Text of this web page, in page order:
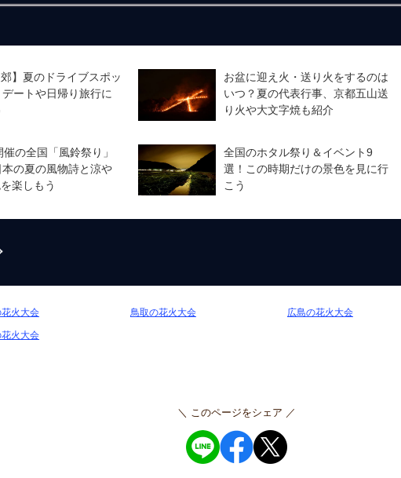
郊】夏のドライブスポッ
デートや日帰り旅行に
お盆に迎え火・送り火をするのは
いつ？夏の代表行事、京都五山送
り火や大文字焼も紹介
の全国「風鈴祭り」
の夏の風物詩と涼や
楽しもう
全国のホタル祭り＆イベント9
選！この時期だけの景色を見に行
こう
火大会 鳥取の花火大会 広島の花火大会
火大会
＼ このページをシェア ／